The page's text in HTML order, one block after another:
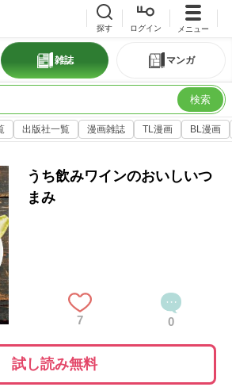
探す ログイン メニュー
雑誌 マンガ
検索
出版社一覧 漫画雑誌 TL漫画 BL漫画
うち飲みワインのおいしいつ
まみ
7 0
試し読み無料